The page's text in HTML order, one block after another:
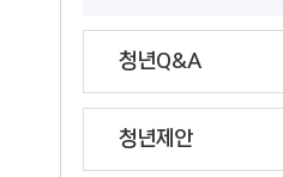
청년Q&A
청년제안